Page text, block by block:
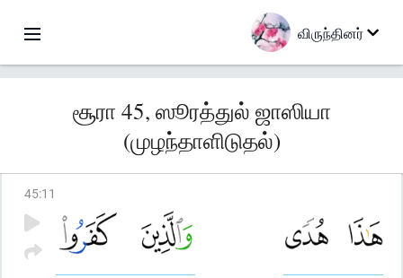
விருந்தினர்
சூரா 45, ஸூரத்துல் ஜாஸியா
(முழந்தாளிடுதல்)
45:11